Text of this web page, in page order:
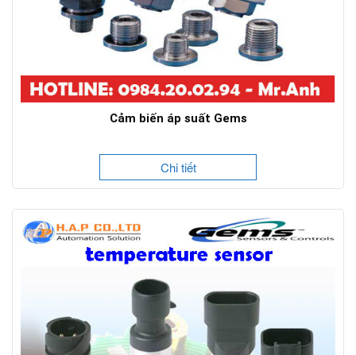
Cảm biến áp suất Gems
Chi tiết